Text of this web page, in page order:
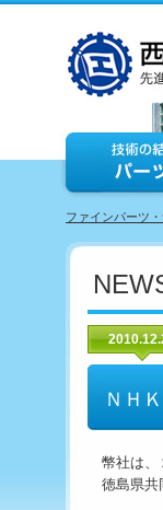
ファインパーツ
ＮＨ
幣社は、
徳島県共